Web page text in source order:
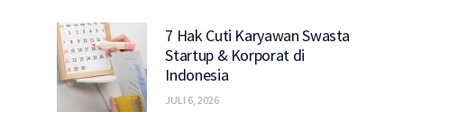
7 Hak Cuti Karyawan Swasta
Startup & Korporat di
Indonesia
JULI 6, 2026